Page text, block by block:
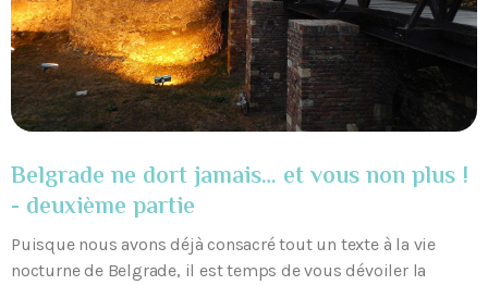
Belgrade ne dort jamais… et vous non plus !
- deuxième partie
Puisque nous avons déjà consacré tout un texte à la vie
nocturne de Belgrade, il est temps de vous dévoiler la